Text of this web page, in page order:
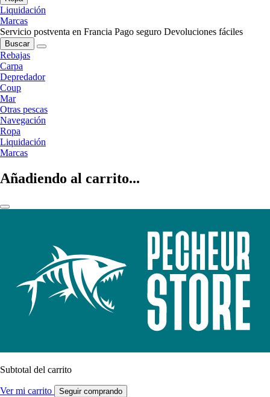
Liquidación
Marcas
Servicio postventa en Francia Pago seguro Devoluciones fáciles
Buscar
Rebajas
Carpa
Depredador
Coup
Mar
Otras pescas
Navegación
Ropa
Liquidación
Marcas
Añadiendo al carrito...
Subtotal del carrito
Ver mi carrito Seguir comprando